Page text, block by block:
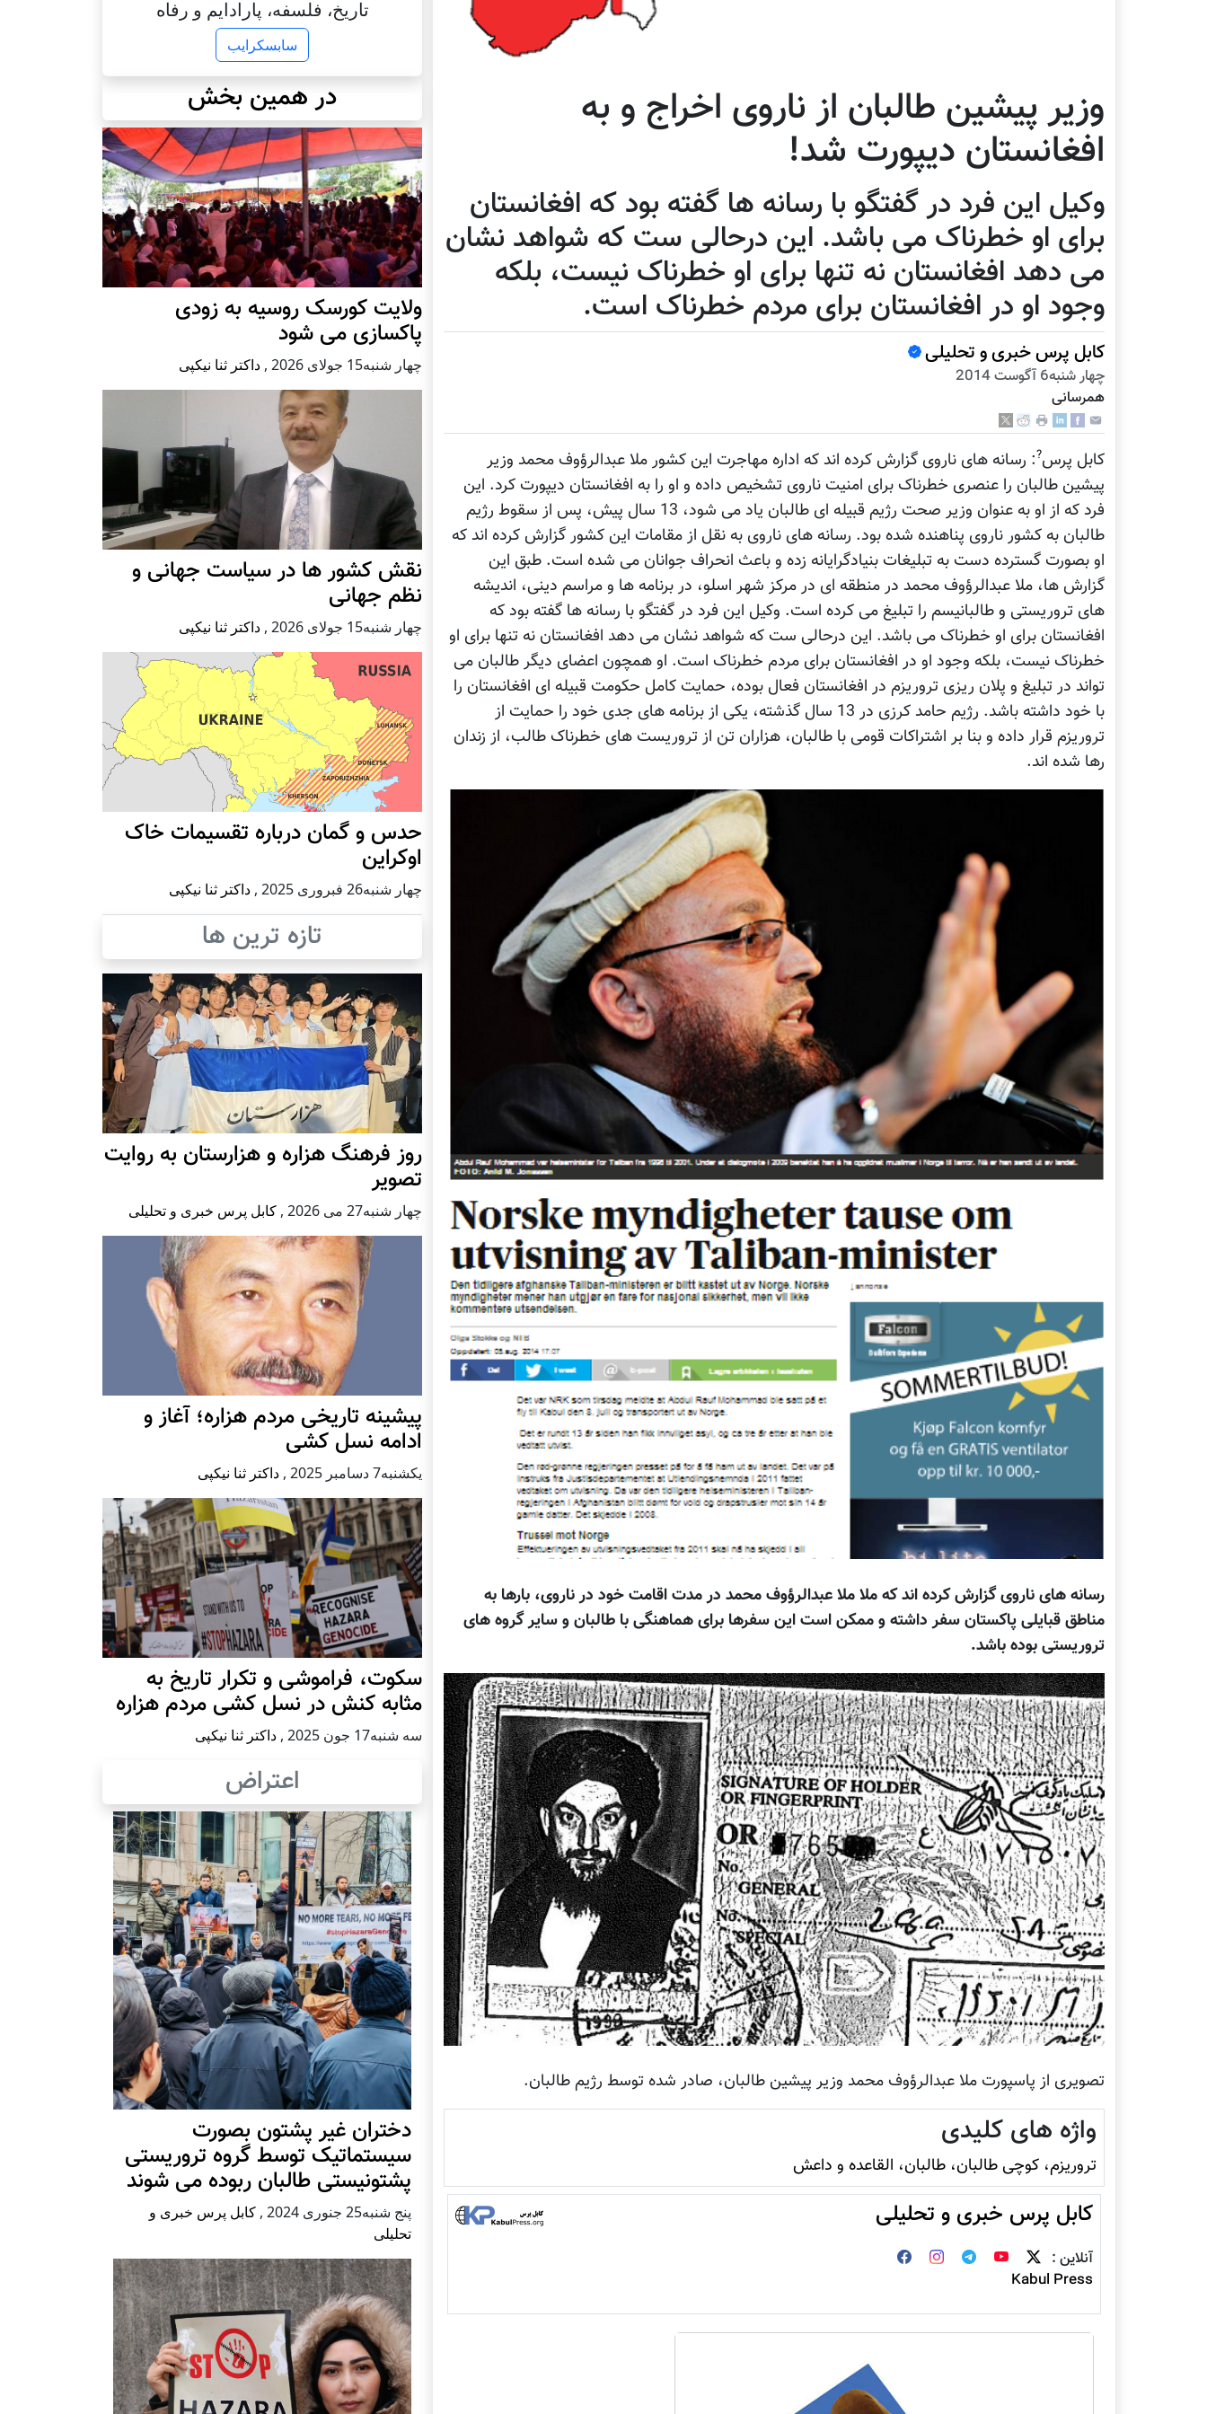
وزیر پیشین طالبان از ناروی اخراج و به
افغانستان دیپورت شد!
وکیل این فرد در گفتگو با رسانه ها گفته بود که افغانستان
برای او خطرناک می باشد. این درحالی ست که شواهد نشان
می دهد افغانستان نه تنها برای او خطرناک نیست، بلکه
وجود او در افغانستان برای مردم خطرناک است.
کابل پرس خبری و تحلیلی
چهار شنبه6 آگوست 2014
همرسانی
کابل پرس?: رسانه های ناروی گزارش کرده اند که اداره مهاجرت این کشور ملا عبدالرؤوف محمد وزیر
پیشین طالبان را عنصری خطرناک برای امنیت ناروی تشخیص داده و او را به افغانستان دیپورت کرد. این
فرد که از او به عنوان وزیر صحت رژيم قبیله ای طالبان یاد می شود، 13 سال پیش، پس از سقوط رژيم
طالبان به کشور ناروی پناهنده شده بود. رسانه های ناروی به نقل از مقامات این کشور گزارش کرده اند که
او بصورت گسترده دست به تبلیغات بنیادگرایانه زده و باعث انحراف جوانان می شده است. طبق این
گزارش ها، ملا عبدالرؤوف محمد در منطقه ای در مرکز شهر اسلو، در برنامه ها و مراسم دینی، اندیشه
های تروریستی و طالبانیسم را تبلیغ می کرده است. وکیل این فرد در گفتگو با رسانه ها گفته بود که
افغانستان برای او خطرناک می باشد. این درحالی ست که شواهد نشان می دهد افغانستان نه تنها برای او
خطرناک نیست، بلکه وجود او در افغانستان برای مردم خطرناک است. او همچون اعضای دیگر طالبان می
تواند در تبلیغ و پلان ریزی تروریزم در افغانستان فعال بوده، حمایت کامل حکومت قبیله ای افغانستان را
با خود داشته باشد. رژيم حامد کرزی در 13 سال گذشته، یکی از برنامه های جدی خود را حمایت از
تروریزم قرار داده و بنا بر اشتراکات قومی با طالبان، هزاران تن از تروریست های خطرناک طالب، از زندان
رها شده اند.
رسانه های ناروی گزارش کرده اند که ملا ملا عبدالرؤوف محمد در مدت اقامت خود در ناروی، بارها به
مناطق قبایلی پاکستان سفر داشته و ممکن است این سفرها برای هماهنگی با طالبان و سایر گروه های
تروریستی بوده باشد.
تصویری از پاسپورت ملا عبدالرؤوف محمد وزیر پیشین طالبان، صادر شده توسط رژيم طالبان.
واژه های کلیدی
تروريزم، کوچی طالبان، طالبان، القاعده و داعش
کابل پرس خبری و تحلیلی
آنلاین :
Kabul Press
تاریخ، فلسفه، پارادایم و رفاه
سابسکرایب
در همین بخش
ولایت کورسک روسیه به زودی
پاکسازی می شود
چهار شنبه15 جولای 2026 , داکتر ثنا نیکپی
نقش کشور ها در سیاست جهانی و
نظم جهانی
چهار شنبه15 جولای 2026 , داکتر ثنا نیکپی
حدس و گمان درباره تقسیمات خاک
اوکراین
چهار شنبه26 فبروری 2025 , داکتر ثنا نیکپی
تازه ترین ها
روز فرهنگ هزاره و هزارستان به روایت
تصویر
چهار شنبه27 می 2026 , کابل پرس خبری و تحلیلی
پيشينه تاريخی مردم هزاره؛ آغاز و
ادامه نسل کشی
يكشنبه7 دسامبر 2025 , داکتر ثنا نیکپی
سکوت، فراموشی و تکرار تاريخ به
مثابه کنش در نسل کشی مردم هزاره
سه شنبه17 جون 2025 , داکتر ثنا نیکپی
اعتراض
دختران غیر پشتون بصورت
سیستماتیک توسط گروه تروریستی
پشتونیستی طالبان ربوده می شوند
پنج شنبه25 جنوری 2024 , کابل پرس خبری و
تحلیلی